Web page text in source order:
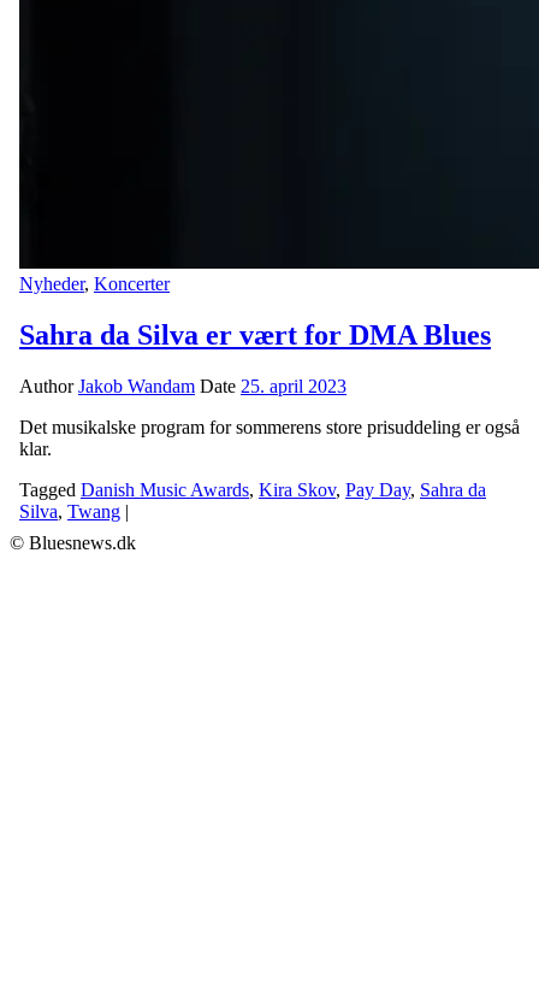
Nyheder, Koncerter
Sahra da Silva er vært for DMA Blues
AuthorJakob Wandam Date 25. april 2023
Det musikalske program for sommerens store prisuddeling er også
klar.
Tagged Danish Music Awards, Kira Skov, Pay Day, Sahra da
Silva, Twang |
© Bluesnews.dk